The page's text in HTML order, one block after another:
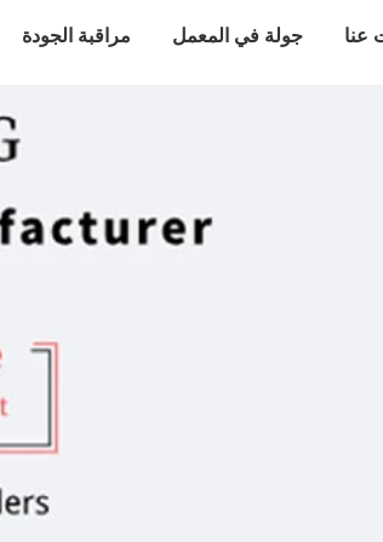
عنا جولة في المعمل مراقبة الجودة